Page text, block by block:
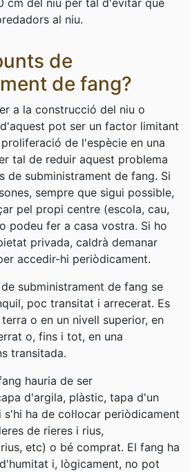
al niu.
de
de fang?
a la construcció del niu o
pot ser un factor limitant
de l'espècie en una
tal de reduir aquest problema
de subministrament de fang. Si
sempre que sigui possible,
pel propi centre (escola, cau,
podeu fer a casa vostra. Si ho
privada, caldrà demanar
accedir-hi periòdicament.
subministrament de fang se
poc transitat i arrecerat. Es
o en un nivell superior, en
o, fins i tot, en una
transitada.
hauria de ser
d'argila, plàstic, tapa d'un
ha de col·locar periòdicament
de rieres i rius,
etc) o bé comprat. El fang ha
i, lògicament, no pot